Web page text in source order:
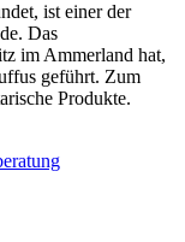
ist einer der
Das
im Ammerland hat,
geführt. Zum
Produkte.